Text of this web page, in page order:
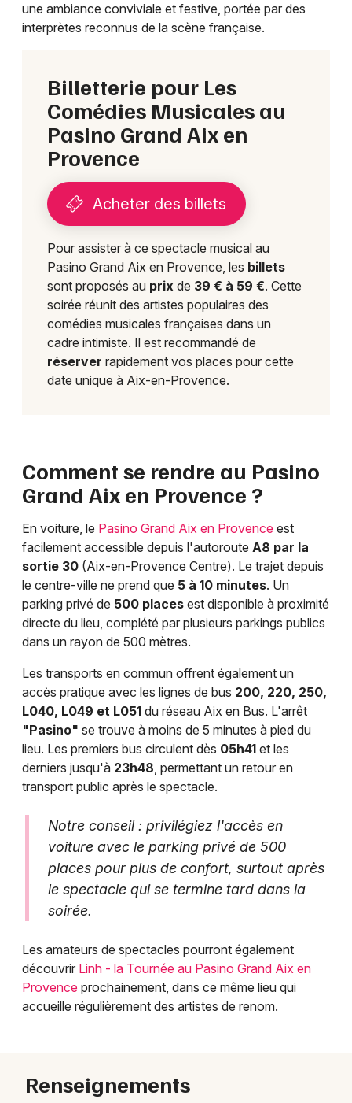
une ambiance conviviale et festive, portée par des
interprètes reconnus de la scène française.
Billetterie pour Les
Comédies Musicales au
Pasino Grand Aix en
Provence
Acheter des billets
Pour assister à ce spectacle musical au
Pasino Grand Aix en Provence, les billets
sont proposés au prix de 39 € à 59 €. Cette
soirée réunit des artistes populaires des
comédies musicales françaises dans un
cadre intimiste. Il est recommandé de
réserver rapidement vos places pour cette
date unique à Aix-en-Provence.
Comment se rendre au Pasino
Grand Aix en Provence ?
En voiture, le Pasino Grand Aix en Provence est
facilement accessible depuis l'autoroute A8 par la
sortie 30 (Aix-en-Provence Centre). Le trajet depuis
le centre-ville ne prend que 5 à 10 minutes. Un
parking privé de 500 places est disponible à proximité
directe du lieu, complété par plusieurs parkings publics
dans un rayon de 500 mètres.
Les transports en commun offrent également un
accès pratique avec les lignes de bus 200, 220, 250,
L040, L049 et L051 du réseau Aix en Bus. L'arrêt
"Pasino" se trouve à moins de 5 minutes à pied du
lieu. Les premiers bus circulent dès 05h41 et les
derniers jusqu'à 23h48, permettant un retour en
transport public après le spectacle.
Notre conseil : privilégiez l'accès en
voiture avec le parking privé de 500
places pour plus de confort, surtout après
le spectacle qui se termine tard dans la
soirée.
Les amateurs de spectacles pourront également
découvrir Linh - la Tournée au Pasino Grand Aix en
Provence prochainement, dans ce même lieu qui
accueille régulièrement des artistes de renom.
Renseignements